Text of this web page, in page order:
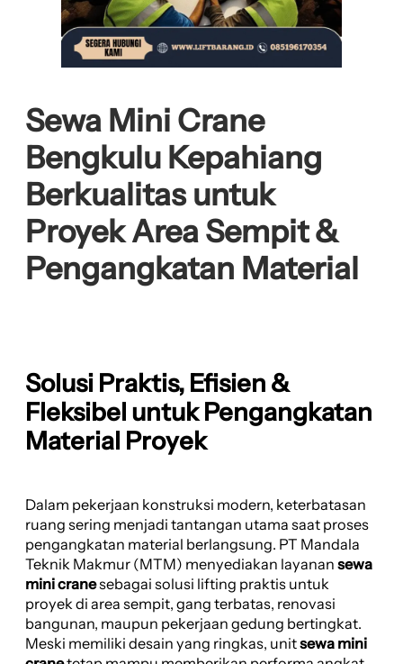
Sewa Mini Crane
Bengkulu Kepahiang
Berkualitas untuk
Proyek Area Sempit &
Pengangkatan Material
Solusi Praktis, Efisien &
Fleksibel untuk Pengangkatan
Material Proyek
Dalam pekerjaan konstruksi modern, keterbatasan
ruang sering menjadi tantangan utama saat proses
pengangkatan material berlangsung. PT Mandala
Teknik Makmur (MTM) menyediakan layanan sewa
mini cranesebagai solusi lifting praktis untuk
proyek di area sempit, gang terbatas, renovasi
bangunan, maupun pekerjaan gedung bertingkat.
Meski memiliki desain yang ringkas, unitsewa mini